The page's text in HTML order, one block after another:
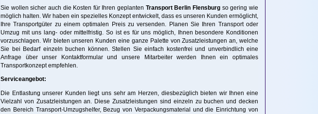
Sie wollen sicher auch die Kosten für Ihren geplanten Transport Berlin Flensburg so gering wie
möglich halten. Wir haben ein spezielles Konzept entwickelt, dass es unseren Kunden ermöglicht,
Ihre Transportgüter zu einem optimalen Preis zu versenden. Planen Sie Ihren Transport oder
Umzug mit uns lang- oder mittelfristig. So ist es für uns möglich, Ihnen besondere Konditionen
vorzuschlagen. Wir bieten unseren Kunden eine ganze Palette von Zusatzleistungen an, welche
Sie bei Bedarf einzeln buchen können. Stellen Sie einfach kostenfrei und unverbindlich eine
Anfrage über unser Kontaktformular und unsere Mitarbeiter werden Ihnen ein optimales
Transportkonzept empfehlen.
Serviceangebot:
Die Entlastung unserer Kunden liegt uns sehr am Herzen, diesbezüglich bieten wir Ihnen eine
Vielzahl von Zusatzleistungen an. Diese Zusatzleistungen sind einzeln zu buchen und decken
den Bereich Transport-Umzugshelfer, Bezug von Verpackungsmaterial und die Einrichtung von